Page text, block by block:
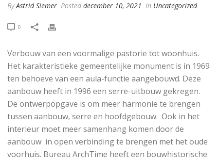
ByAstrid Siemer Posted december 10, 2021 In Uncategorized
0
Verbouw van een voormalige pastorie tot woonhuis.
Het karakteristieke gemeentelijke monument is in 1969
ten behoeve van een aula-functie aangebouwd. Deze
aanbouw heeft in 1996 een serre-uitbouw gekregen.
De ontwerpopgave is om meer harmonie te brengen
tussen aanbouw, serre en hoofdgebouw. Ook in het
interieur moet meer samenhang komen door de
aanbouw in open verbinding te brengen met het oude
voorhuis. Bureau ArchTime heeft een bouwhistorische